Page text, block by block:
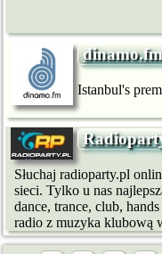
Istanbul's
Słuchaj radioparty.pl
sieci. Tylko u nas
dance, trance, club,
radio z muzyka klubową